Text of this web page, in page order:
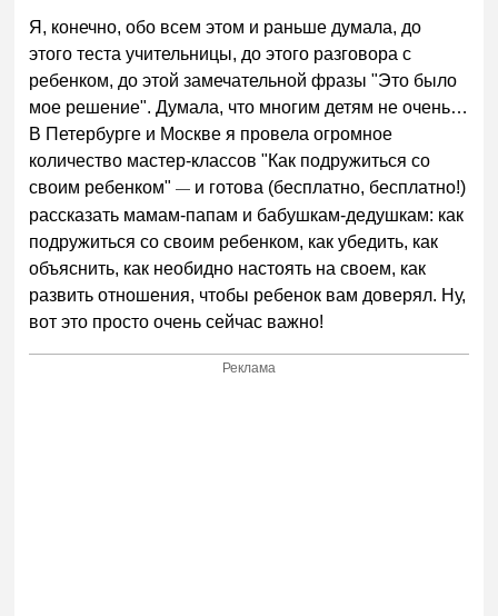
Я, конечно, обо всем этом и раньше думала, до
этого теста учительницы, до этого разговора с
ребенком, до этой замечательной фразы "Это было
мое решение". Думала, что многим детям не очень…
В Петербурге и Москве я провела огромное
количество мастер-классов "Как подружиться со
своим ребенком"— и готова (бесплатно, бесплатно!)
рассказать мамам-папам и бабушкам-дедушкам: как
подружиться со своим ребенком, как убедить, как
объяснить, как необидно настоять на своем, как
развить отношения, чтобы ребенок вам доверял. Ну,
вот это просто очень сейчас важно!
Реклама